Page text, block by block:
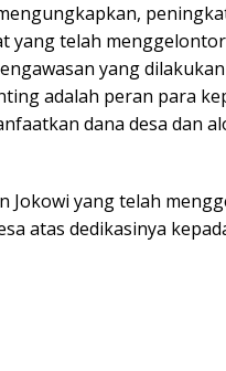
yang telah
yang
adalah peran para
dana desa dan
Jokowi yang telah
atas dedikasinya